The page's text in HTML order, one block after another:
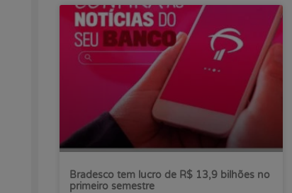
Bradesco tem lucro de R$ 13,9 bilhões no
primeiro semestre